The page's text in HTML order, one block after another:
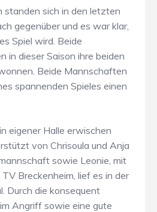
standen sich in den letzten
gegenüber und es war klar,
Spiel wird. Beide
in dieser Saison ihre beiden
Beide Mannschaften
spannenden Spieles einen
eigener Halle erwischen
von Chrisoula und Anja
sowie Leonie, mit
Breckenheim, lief es in der
Durch die konsequent
Angriff sowie eine gute